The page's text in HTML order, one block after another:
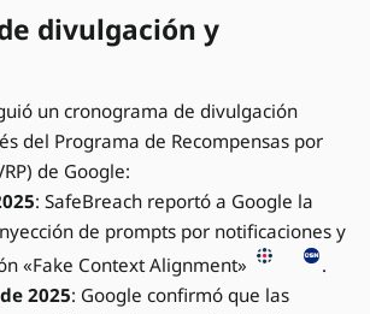
divulgación y
un cronograma de divulgación
del Programa de Recompensas por
de Google:
: SafeBreach reportó a Google la
de prompts por notificaciones y
«Fake Context Alignment»
.
2025: Google confirmó que las